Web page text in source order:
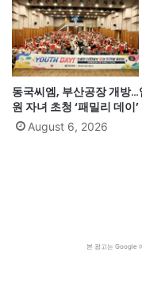
동국씨엠, 부산공장 개방…
원 자녀 초청 ‘패밀리 데이’
August 6, 2026
본 광고는 Google